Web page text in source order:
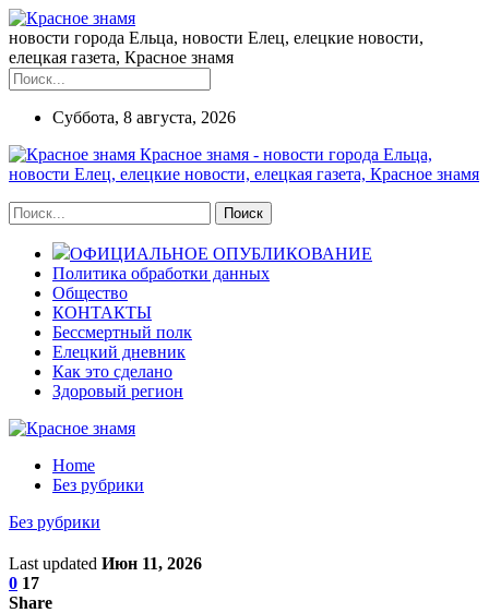
новости города Ельца, новости Елец, елецкие новости,
елецкая газета, Красное знамя
Суббота, 8 августа, 2026
Красное знамя - новости города Ельца,
новости Елец, елецкие новости, елецкая газета, Красное знамя
ОФИЦИАЛЬНОЕ ОПУБЛИКОВАНИЕ
Политика обработки данных
Общество
КОНТАКТЫ
Бессмертный полк
Елецкий дневник
Как это сделано
Здоровый регион
Home
Без рубрики
Без рубрики
Last updated Июн 11, 2026
0 17
Share